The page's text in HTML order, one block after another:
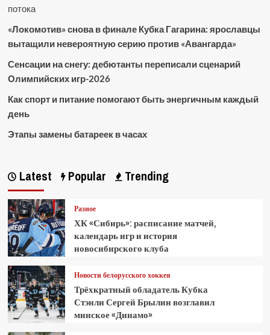
потока
«Локомотив» снова в финале Кубка Гагарина: ярославцы
вытащили невероятную серию против «Авангарда»
Сенсации на снегу: дебютанты переписали сценарий
Олимпийских игр-2026
Как спорт и питание помогают быть энергичным каждый
день
Этапы замены батареек в часах
Latest Popular Trending
Разное
ХК «Сибирь»: расписание матчей,
календарь игр и история
новосибирского клуба
Новости белорусского хоккея
Трёхкратный обладатель Кубка
Стэнли Сергей Брылин возглавил
минское «Динамо»